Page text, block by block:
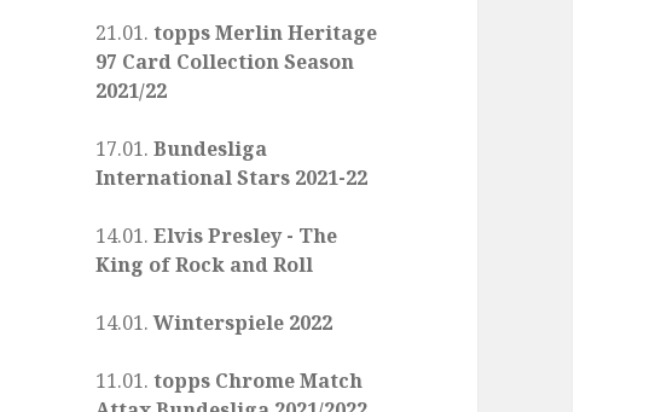
21.01.topps Merlin Heritage
97 Card Collection Season
2021/22
17.01.Bundesliga
International Stars 2021-22
14.01.Elvis Presley - The
King of Rock and Roll
14.01.Winterspiele 2022
11.01.topps Chrome Match